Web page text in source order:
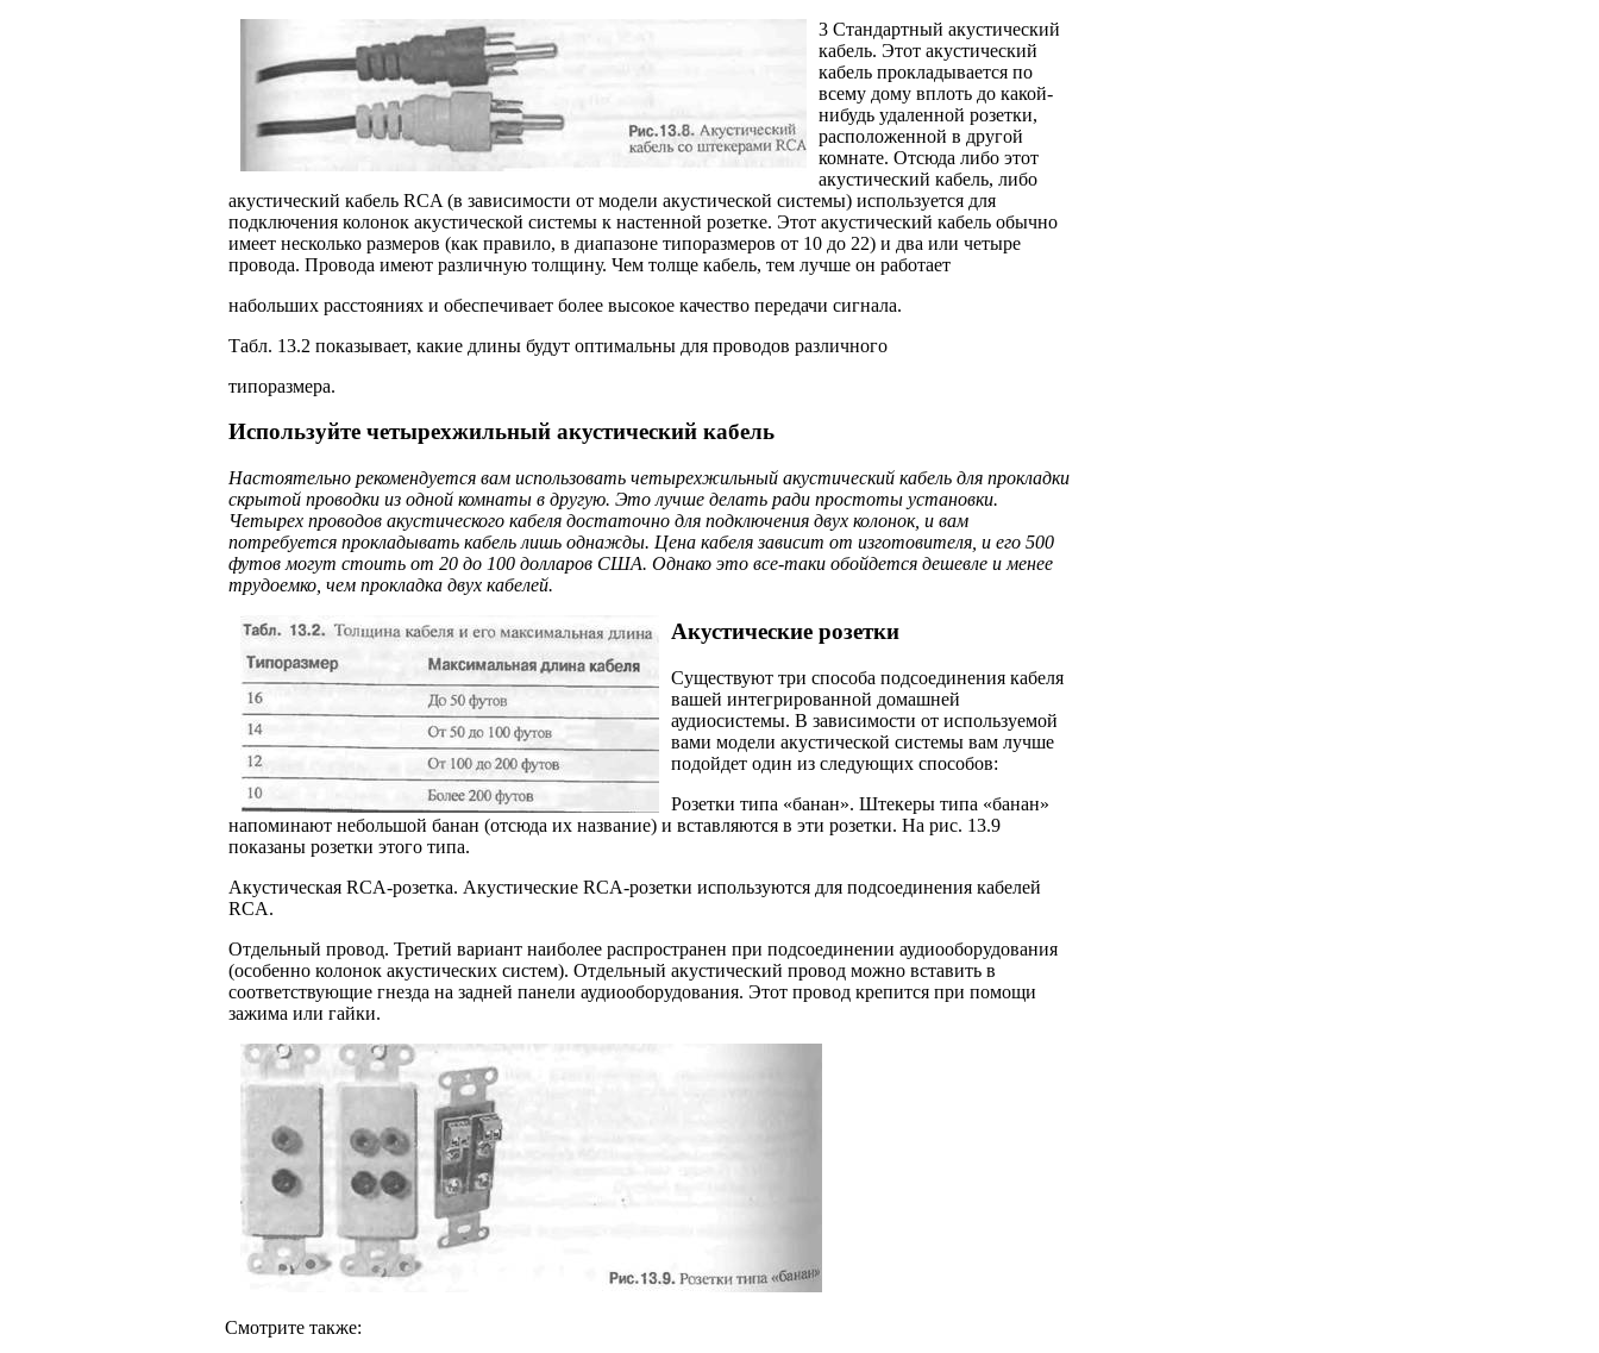
3 Стандартный акустический
кабель. Этот акустический
кабель прокладыва­ется по
всему дому вплоть до какой-
нибудь удаленной розетки,
расположенной в другой
комнате. Отсюда либо этот
акустический кабель, либо
акустический кабель RCA (в зависимости от модели акустической системы) используется для
подключения колонок акустической системы к настенной розетке. Этот акустический кабель обычно
имеет несколько размеров (как правило, в диапа­зоне типоразмеров от 10 до 22) и два или четыре
провода. Провода имеют различную толщину. Чем толще кабель, тем лучше он работает
набольших расстояниях и обеспечивает более высокое качество передачи сигнала.
Табл. 13.2 показывает, какие длины будут оптимальны для проводов различного
типоразмера.
Используйте четырехжильный акустический кабель
Настоятельно рекомендуется вам использовать четырехжильный акустический кабель для прокладки
скрытой проводки из одной комнаты в другую. Это лучше делать ради простоты установки.
Четырех прово­дов акустического кабеля достаточно для подключения двух колонок, и вам
потребуется прокладывать кабель лишь однажды. Цена кабеля зависит от изготовителя, и его 500
футов могут стоить от 20 до 100 долларов США. Однако это все-таки обойдется дешевле и менее
трудоемко, чем прокладка двух кабелей.
Акустические розетки
Существуют три способа подсоединения кабеля
вашей интегрированной домашней
аудиосистемы. В зависимости от используемой
вами модели акустиче­ской системы вам лучше
подойдет один из следующих способов:
Розетки типа «банан». Штекеры типа «банан»
напоминают небольшой банан (отсюда их название) и вставляются в эти розетки. На рис. 13.9
показаны розет­ки этого типа.
Акустическая RCA-розетка. Акустические RCA-розетки используются для подсоединения кабелей
RCA.
Отдельный провод. Третий вариант наиболее распространен при подсоедине­нии аудиооборудования
(особенно колонок акустических систем). Отдельный акустический провод можно вставить в
соответствующие гнезда на задней панели аудиооборудования. Этот провод крепится при помощи
зажима или гайки.
Смотрите также: